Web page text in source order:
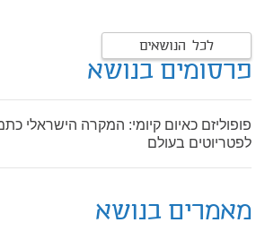
לכל הנושאים
פרסומים בנושא
פופוליזם כאיום קיומי: המקרה הישראלי
לפטריוטים בעולם
מאמרים בנושא